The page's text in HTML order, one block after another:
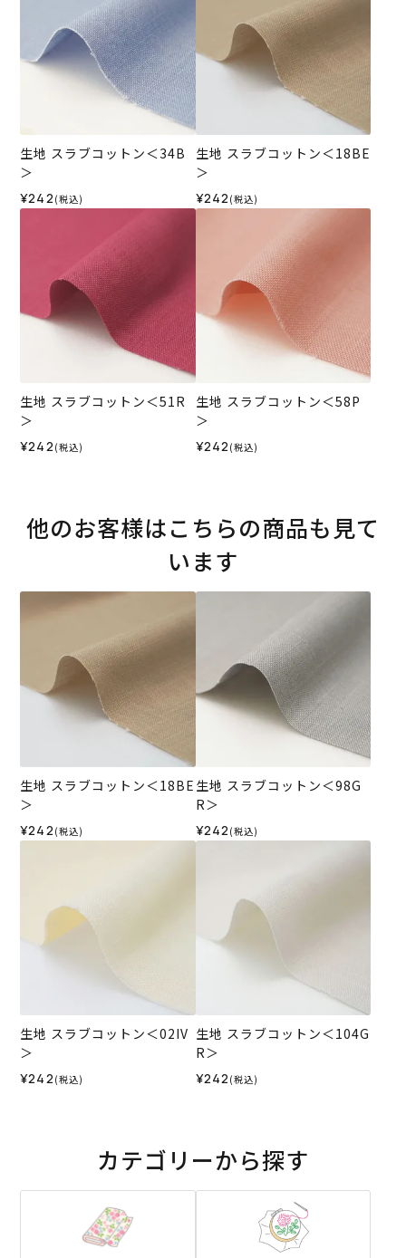
生地 スラブコットン＜34B
＞
¥242 (税込)
生地 スラブコットン＜18BE
＞
¥242 (税込)
生地 スラブコットン＜51R
＞
¥242 (税込)
生地 スラブコットン＜58P
＞
¥242 (税込)
他のお客様はこちらの商品も見て
います
生地 スラブコットン＜18BE
＞
¥242 (税込)
生地 スラブコットン＜98G
R＞
¥242 (税込)
生地 スラブコットン＜02IV
＞
¥242 (税込)
生地 スラブコットン＜104G
R＞
¥242 (税込)
カテゴリーから探す